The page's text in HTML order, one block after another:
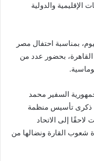
الإقليمية والدولية
بمناسبة احتفال مصر
القاهرة، بحضور عدد من
السفير محمد
ذكرى تأسيس منظمة
والتي تحولت لاحقًا إلى الاتحاد
شعوب القارة ونضالها من